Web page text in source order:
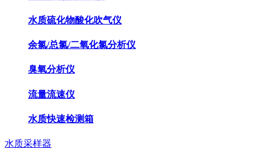
水质硫化物酸化吹气仪
余氯/总氯/二氧化氯分析仪
臭氧分析仪
流量流速仪
水质快速检测箱
水质采样器